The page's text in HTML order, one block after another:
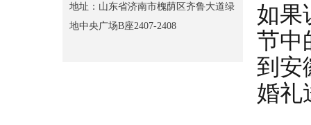
地址：山东省济南市槐荫区齐鲁大道绿
地中央广场B座2407-2408
如果
节中
到安
婚礼